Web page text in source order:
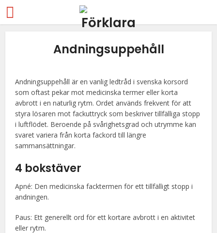
Andningsuppehåll
Andningsuppehåll är en vanlig ledtråd i svenska korsord
som oftast pekar mot medicinska termer eller korta
avbrott i en naturlig rytm. Ordet används frekvent för att
styra lösaren mot fackuttryck som beskriver tillfälliga stopp
i luftflödet. Beroende på svårighetsgrad och utrymme kan
svaret variera från korta fackord till längre
sammansättningar.
4 bokstäver
Apné: Den medicinska facktermen för ett tillfälligt stopp i
andningen.
Paus: Ett generellt ord för ett kortare avbrott i en aktivitet
eller rytm.